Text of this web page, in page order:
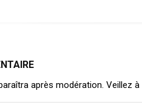
après modération. Veillez